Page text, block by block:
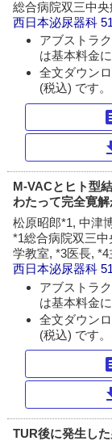
総合病院双三中
西日本泌尿器科
アブストラ
は基本料金
全文ダウン
(税込) です。
M-VACとヒト型
わたって完全寛
松原昭郎*1, 中津
*1総合病院双三
学教室, *3医長,
西日本泌尿器科
アブストラ
は基本料金
全文ダウン
(税込) です。
TUR後に発生し